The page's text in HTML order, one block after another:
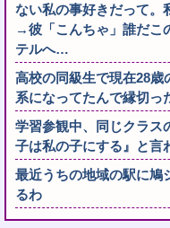
ない私の事好きだって。
→彼「こんちゃ」誰だこ
テルへ…
高校の同級生で現在28歳
系になってたんで縁切
学習参観中、同じクラス
子は私の子にする』と言
最近うちの地域の駅に鳩
るわ